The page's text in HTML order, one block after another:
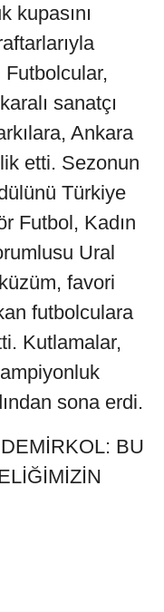
kupasını
Futbolcular,
sanatçı
Ankara
etti. Sezonun
Türkiye
Futbol, Kadın
Ural
favori
futbolculara
Kutlamalar,
sona erdi.
BU